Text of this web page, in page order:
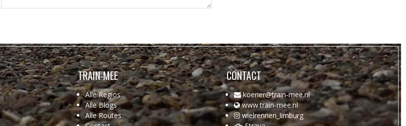
TRAIN-MEE
Alle Regios
Alle Blogs
Alle Routes
CONTACT
koerier@train-mee.nl
www.train-mee.nl
wielrennen_limburg